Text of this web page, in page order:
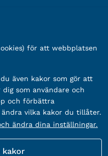
2338
för att webbplatsen
även kakor som gör att
som användare och
och förbättra
vilka kakor du tillåter.
ändra dina inställningar.
kakor